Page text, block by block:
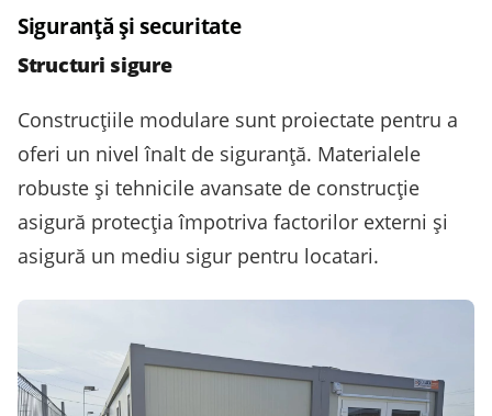
Siguranță și securitate
Structuri sigure
Construcțiile modulare sunt proiectate pentru a
oferi un nivel înalt de siguranță. Materialele
robuste și tehnicile avansate de construcție
asigură protecția împotriva factorilor externi și
asigură un mediu sigur pentru locatari.